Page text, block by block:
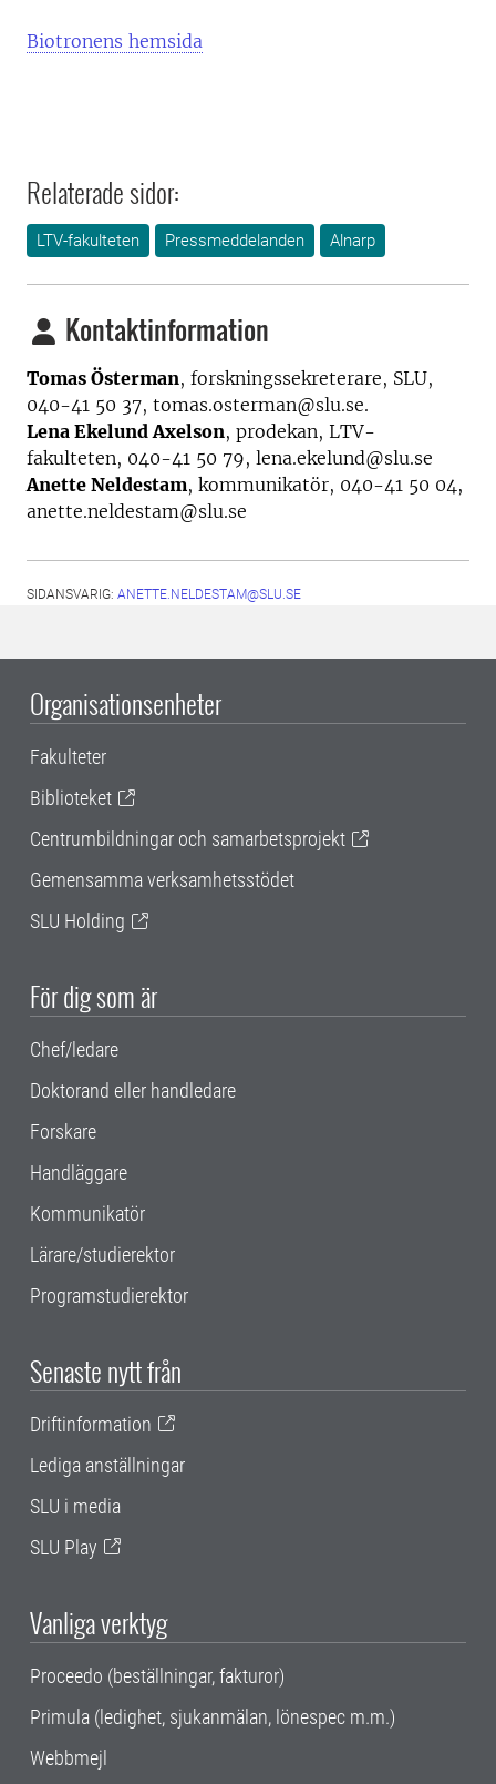
Biotronens hemsida
Relaterade sidor:
LTV-fakulteten Pressmeddelanden Alnarp
Kontaktinformation
Tomas Österman, forskningssekreterare, SLU,
040-41 50 37, tomas.osterman@slu.se.
Lena Ekelund Axelson, prodekan, LTV-
fakulteten, 040-41 50 79, lena.ekelund@slu.se
Anette Neldestam, kommunikatör, 040-41 50 04,
anette.neldestam@slu.se
SIDANSVARIG: ANETTE.NELDESTAM@SLU.SE
Organisationsenheter
Fakulteter
Biblioteket
Centrumbildningar och samarbetsprojekt
Gemensamma verksamhetsstödet
SLU Holding
För dig som är
Chef/ledare
Doktorand eller handledare
Forskare
Handläggare
Kommunikatör
Lärare/studierektor
Programstudierektor
Senaste nytt från
Driftinformation
Lediga anställningar
SLU i media
SLU Play
Vanliga verktyg
Proceedo (beställningar, fakturor)
Primula (ledighet, sjukanmälan, lönespec m.m.)
Webbmejl